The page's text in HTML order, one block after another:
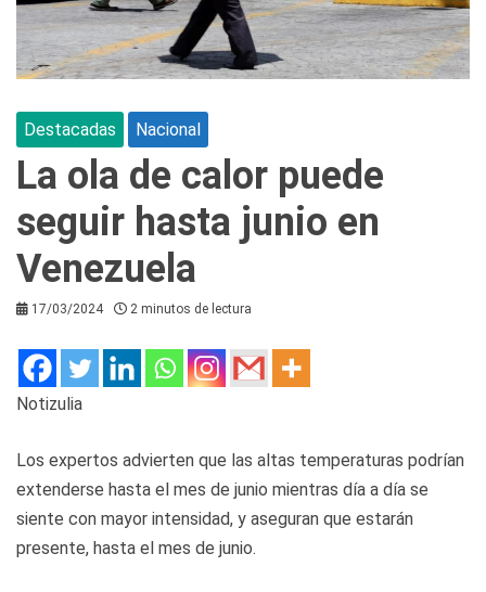
Destacadas Nacional
La ola de calor puede
seguir hasta junio en
Venezuela
17/03/2024 2 minutos de lectura
Notizulia
Los expertos advierten que las altas temperaturas podrían
extenderse hasta el mes de junio mientras día a día se
siente con mayor intensidad, y aseguran que estarán
presente, hasta el mes de junio.